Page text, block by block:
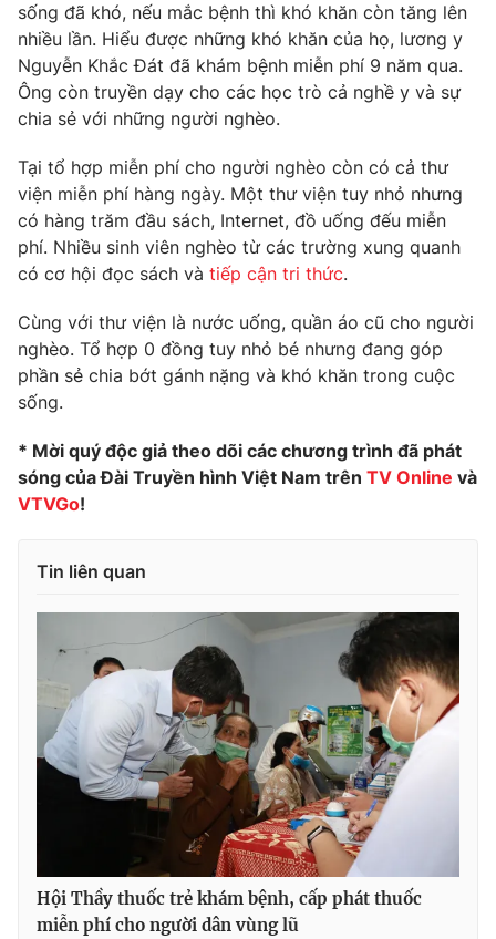
Video Shorts video
VTV Money VTV Thể thao
VTV Sức khoẻ Bất động sản
Thị trường 24h Tấm lòng Việt
VTV9 VTV8
Theo dõi báo trên
Cơ quan chủ quản:Đài Truyền hình Việt Nam
Cơ quan báo chí:Thời báo VTV
Giấy phép hoạt động báo in và báo điện tử số 483/GP-BTTTT
cấp ngày 29/12/2023
Vũ Thanh Thủy
Phó Tổng Biên tập:
Nguyễn Thị Mỹ Hạnh, Phạm Quốc Thắng,
Nguyễn Trọng Ninh
Tổng đài VTV:024.38 355 931 - 024.38 355 932
sống đã khó, nếu mắc bệnh thì khó khăn còn tăng lên
nhiều lần. Hiểu được những khó khăn của họ, lương y
Nguyễn Khắc Đát đã khám bệnh miễn phí 9 năm qua.
Ông còn truyền dạy cho các học trò cả nghề y và sự
chia sẻ với những người nghèo.
Tại tổ hợp miễn phí cho người nghèo còn có cả thư
viện miễn phí hàng ngày. Một thư viện tuy nhỏ nhưng
có hàng trăm đầu sách, Internet, đồ uống đếu miễn
phí. Nhiều sinh viên nghèo từ các trường xung quanh
có cơ hội đọc sách và tiếp cận tri thức.
Cùng với thư viện là nước uống, quần áo cũ cho người
nghèo. Tổ hợp 0 đồng tuy nhỏ bé nhưng đang góp
phần sẻ chia bớt gánh nặng và khó khăn trong cuộc
sống.
* Mời quý độc giả theo dõi các chương trình đã phát
sóng của Đài Truyền hình Việt Nam trên TV Online và
VTVGo!
Tin liên quan
Hội Thầy thuốc trẻ khám bệnh, cấp phát thuốc
miễn phí cho người dân vùng lũ